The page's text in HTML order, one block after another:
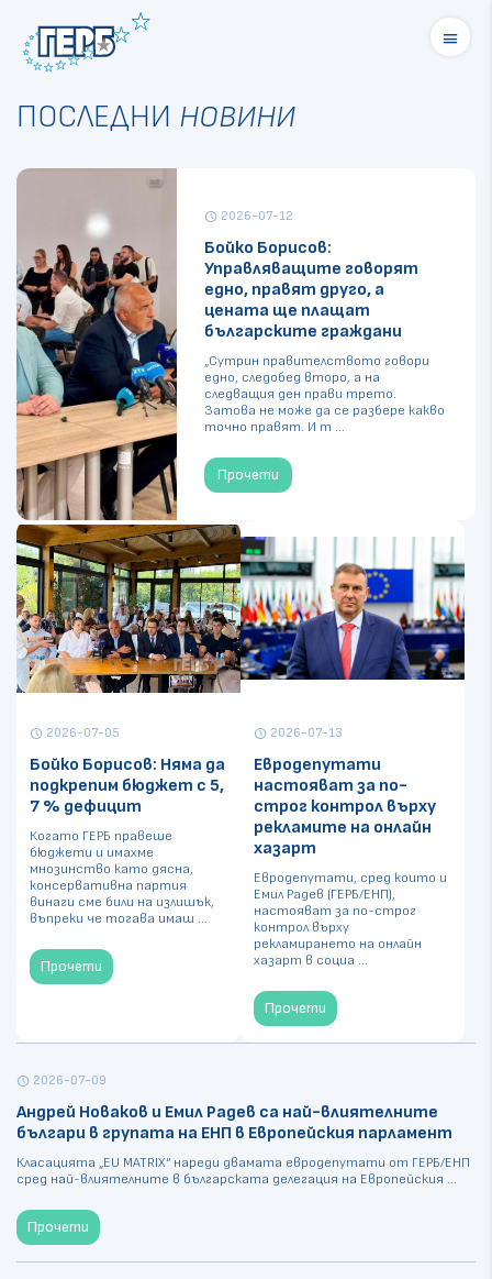
menu
ПОСЛЕДНИ НОВИНИ
schedule 2026-07-12
Бойко Борисов:
Управляващите говорят
едно, правят друго, а
цената ще плащат
българските граждани
„Сутрин правителството говори
едно, следобед второ, а на
следващия ден прави трето.
Затова не може да се разбере какво
точно правят. И т ...
Прочети
schedule 2026-07-05
Бойко Борисов: Няма да
подкрепим бюджет с 5,
7 % дефицит
Когато ГЕРБ правеше
бюджети и имахме
мнозинство като дясна,
консервативна партия
винаги сме били на излишък,
въпреки че тогава имаш ...
Прочети
schedule 2026-07-13
Евродепутати
настояват за по-
строг контрол върху
рекламите на онлайн
хазарт
Евродепутати, сред които и
Емил Радев (ГЕРБ/ЕНП),
настояват за по-строг
контрол върху
рекламирането на онлайн
хазарт в социа ...
Прочети
schedule 2026-07-09
Андрей Новаков и Емил Радев са най-влиятелните
българи в групата на ЕНП в Европейския парламент
Класацията „EU MATRIX“ нареди двамата евродепутати от ГЕРБ/ЕНП
сред най-влиятелните в българската делегация на Европейския ...
Прочети